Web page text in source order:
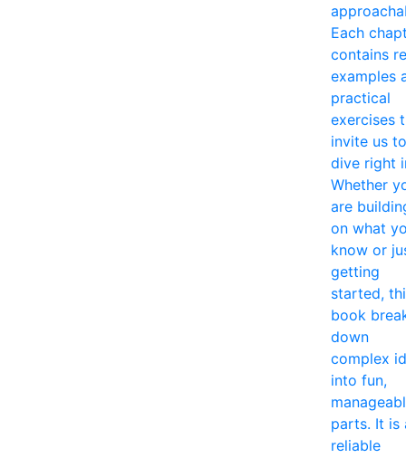
Each
contains
examples
practical
exercises
invite us to
dive right
Whether
are
on what
know or
getting
started,
book
down
complex
into fun,
parts. It is
reliable